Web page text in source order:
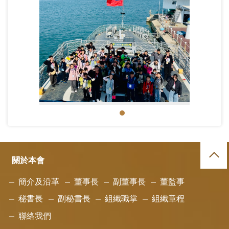
學員參訪台南安平德陽艦園區.jpg
關於本會
簡介及沿革 董事長 副董事長 董監事
秘書長 副秘書長 組織職掌 組織章程
聯絡我們